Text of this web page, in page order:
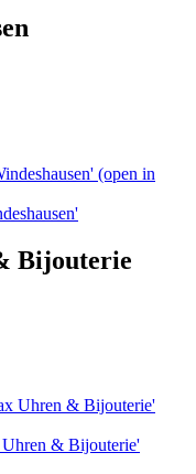
(open in
Bijouterie
Uhren & Bijouterie'
& Bijouterie'